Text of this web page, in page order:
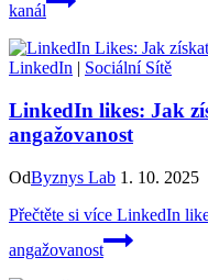
kanál
LinkedIn | Sociální Sítě
LinkedIn likes: Jak
angažovanost
OdByznys Lab 1. 10. 2025
Přečtěte si více LinkedIn
angažovanost